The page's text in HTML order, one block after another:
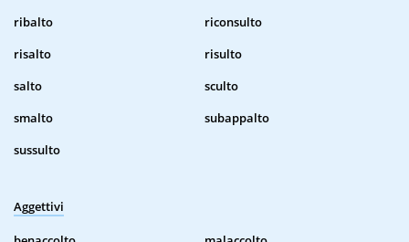
ribalto
riconsulto
risalto
risulto
salto
sculto
smalto
subappalto
sussulto
Aggettivi